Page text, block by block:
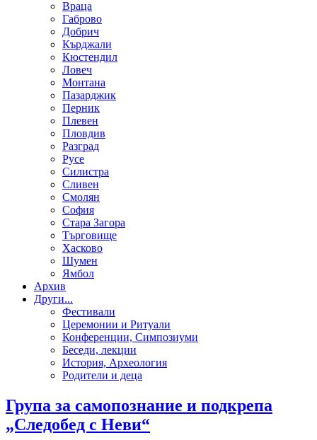
Враца
Габрово
Добрич
Кърджали
Кюстендил
Ловеч
Монтана
Пазарджик
Перник
Плевен
Пловдив
Разград
Русе
Силистра
Сливен
Смолян
София
Стара Загора
Търговище
Хасково
Шумен
Ямбол
Aрхив
Други...
Фестивали
Церемонии и Ритуали
Конференции, Симпозиуми
Беседи, лекции
История, Археология
Родители и деца
Група за самопознание и подкрепа
„Следобед с Неви“